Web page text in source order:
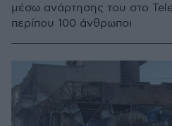
μέσω ανάρτησης του στο
περίπου 100 άνθρωποι